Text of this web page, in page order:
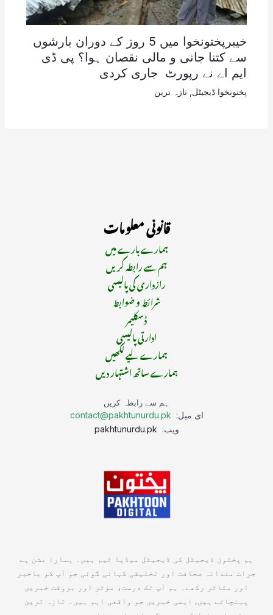
خیبرپختونخوا میں 5 روز کے دوران بارشوں
سے کتنا جانی و مالی نقصان ہوا؟ پی ڈی
ایم اے نے رپورٹ جاری کردی
پختونخوا ڈیجیٹل تازہ ترین
قانونی معلومات
ہمارے بارے میں
ہم سے رابطہ کریں
رازداری کی پالیسی
شرائط و ضوابط
ڈسکلیمر
ادارتی پالیسی
ہمارے لیے لکھیں
ہمارے ساتھ اشتہار دیں
ہم سے رابطہ کریں
ای میل: contact@pakhtunurdu.pk
ویب:
ہم پختون ڈیجیٹل کی ڈیجیٹل میڈیا ٹیم ہیں۔ ہمارا مشن ہے
جرات مندانہ صحافت اور تخلیقی کہانی گوئی جو آپ کو باخبر
اور متاثر رکھے۔ ہم آپ تک درست، مؤثر اور بروقت خبریں
پہنچاتے ہیں, ایسی خبریں جو واقعی اہم ہیں۔ تازہ ترین